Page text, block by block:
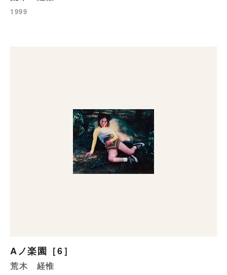
1999
Aノ楽園［6］
荒木 経惟